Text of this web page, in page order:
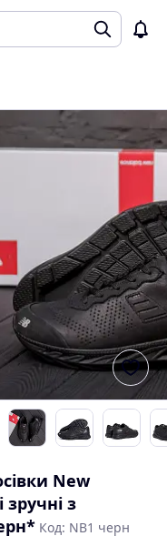
New
з
Код: NB1 черн